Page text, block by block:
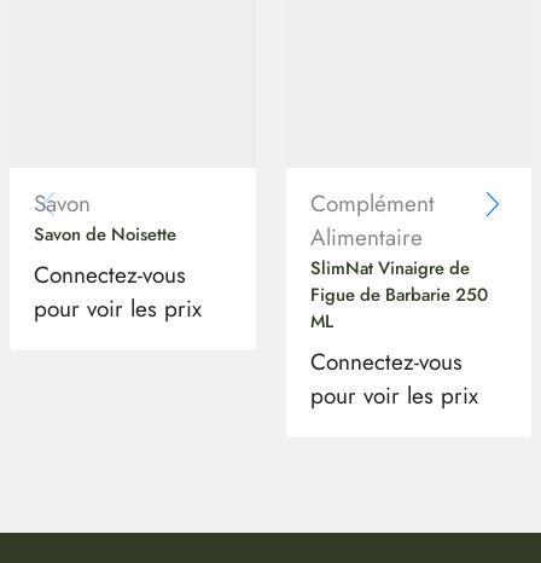
Savon
Savon de Noisette
Connectez-vous
pour voir les prix
Complément
Alimentaire
SlimNat Vinaigre de
Figue de Barbarie 250
ML
Connectez-vous
pour voir les prix